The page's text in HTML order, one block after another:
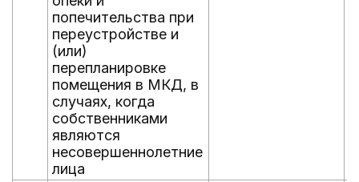
попечительства при
переустройстве и
(или)
перепланировке
помещения в МКД, в
случаях, когда
собственниками
являются
несовершеннолетние
лица